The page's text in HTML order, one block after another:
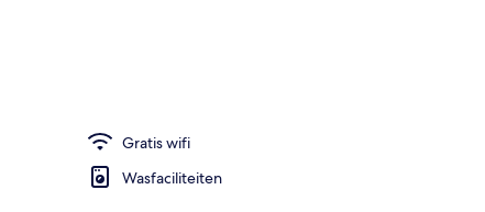
Gratis wifi
Wasfaciliteiten